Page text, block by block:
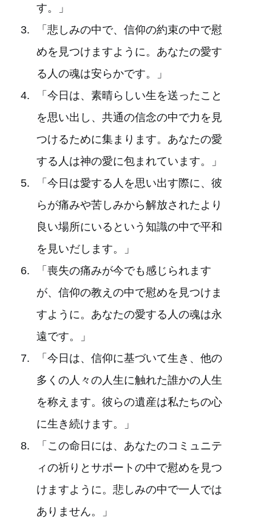
す。」
「悲しみの中で、信仰の約束の中で慰
めを見つけますように。あなたの愛す
る人の魂は安らかです。」
「今日は、素晴らしい生を送ったこと
を思い出し、共通の信念の中で力を見
つけるために集まります。あなたの愛
する人は神の愛に包まれています。」
「今日は愛する人を思い出す際に、彼
らが痛みや苦しみから解放されたより
良い場所にいるという知識の中で平和
を見いだします。」
「喪失の痛みが今でも感じられます
が、信仰の教えの中で慰めを見つけま
すように。あなたの愛する人の魂は永
遠です。」
「今日は、信仰に基づいて生き、他の
多くの人々の人生に触れた誰かの人生
を称えます。彼らの遺産は私たちの心
に生き続けます。」
「この命日には、あなたのコミュニテ
ィの祈りとサポートの中で慰めを見つ
けますように。悲しみの中で一人では
ありません。」